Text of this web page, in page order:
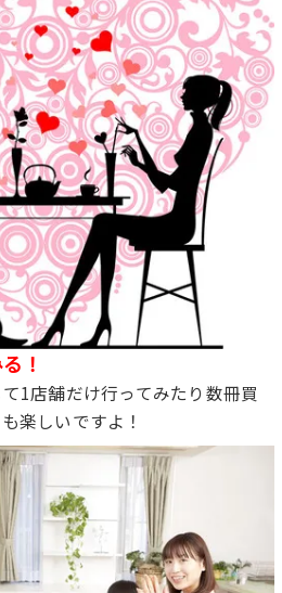
！
1店舗だけ行ってみたり数冊買
楽しいですよ！